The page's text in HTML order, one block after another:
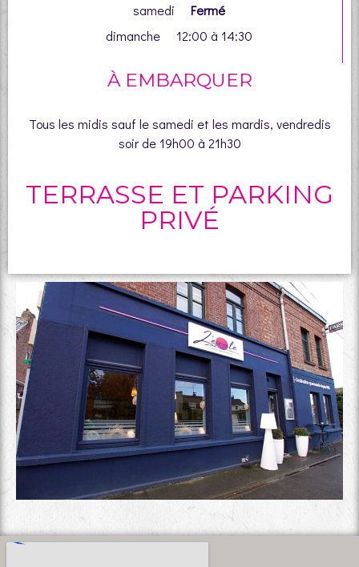
samedi Fermé
dimanche 12:00 à 14:30
À EMBARQUER
Tous les midis sauf le samedi et les mardis, vendredis
soirde 19h00 à 21h30
TERRASSE ET PARKING
PRIVÉ